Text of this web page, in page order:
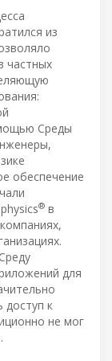
из
частных
Среды
обеспечение
® в
для
доступ к
не мог